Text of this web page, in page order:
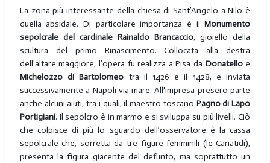
La zona più interessante della chiesa di Sant’Angelo a Nilo è
quella absidale. Di particolare importanza è ilMonumento
sepolcrale del cardinale Rainaldo Brancaccio, gioiello della
scultura del primo Rinascimento. Collocata alla destra
dell'altare maggiore, l’opera fu realizza a Pisa da Donatelloe
Michelozzo di Bartolomeo tra il 1426 e il 1428, e inviata
successivamente a Napoli via mare. All'impresa presero parte
anche alcuni aiuti, tra i quali, il maestro toscano Pagno di Lapo
Portigiani. Il sepolcro è in marmo e si sviluppa su più livelli. Ciò
che colpisce di più lo sguardo dell’osservatore è la cassa
sepolcrale che, sorretta da tre figure femminili (le Cariatidi),
presenta la figura giacente del defunto, ma soprattutto un